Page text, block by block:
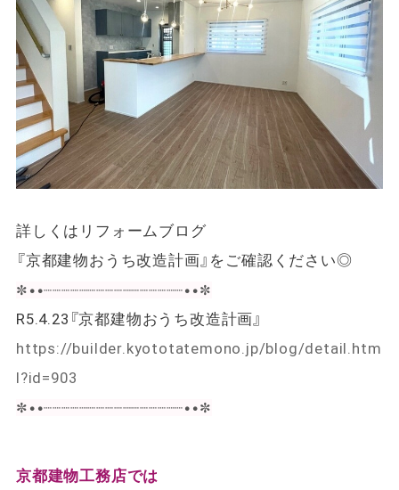
詳しくはリフォームブログ
『京都建物おうち改造計画』をご確認ください◎
✼••┈┈┈┈┈┈┈┈┈┈┈┈┈┈┈┈••✼
R5.4.23『京都建物おうち改造計画』
https://builder.kyototatemono.jp/blog/detail.htm
l?id=903
✼••┈┈┈┈┈┈┈┈┈┈┈┈┈┈┈┈••✼
京都建物工務店では